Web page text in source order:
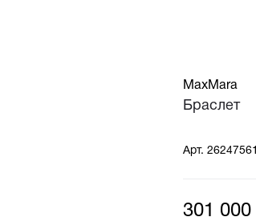
MaxMara
Браслет
Арт.
301 000